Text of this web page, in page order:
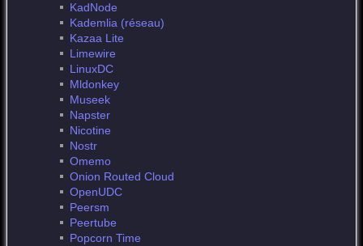
KadNode
Kademlia (réseau)
Kazaa Lite
Limewire
LinuxDC
Mldonkey
Museek
Napster
Nicotine
Nostr
Omemo
Onion Routed Cloud
OpenUDC
Peersm
Peertube
Popcorn Time